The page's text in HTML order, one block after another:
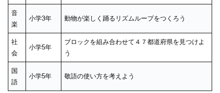
音
楽
小学3年 動物が楽しく踊るリズムループをつくろう
社
会
小学5年
ブロックを組み合わせて４７都道府県を見つけよ
う
国
語
小学5年 敬語の使い方を考えよう